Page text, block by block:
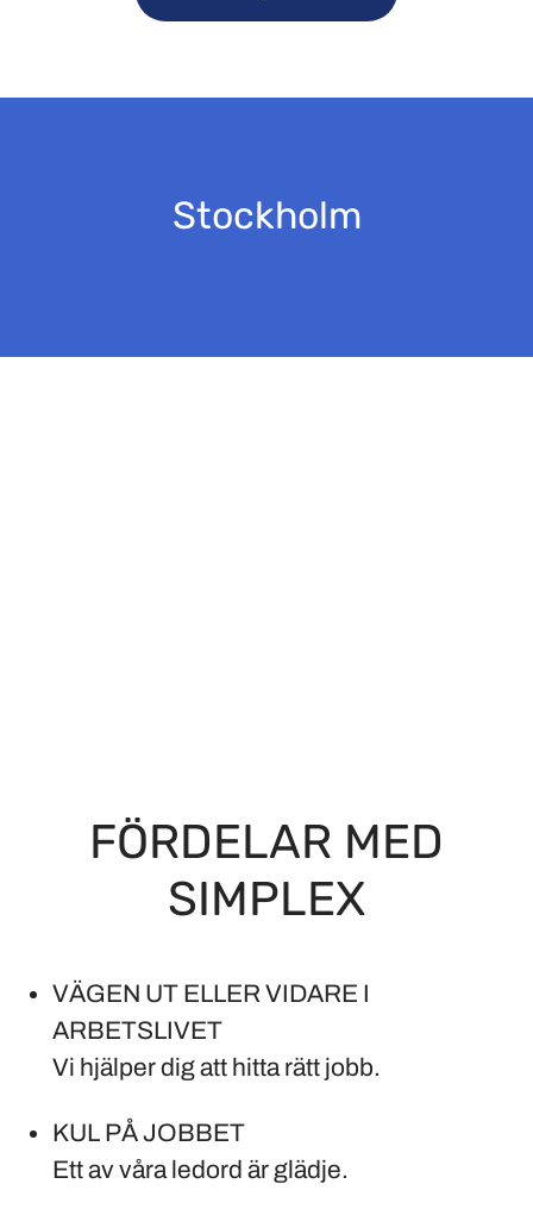
Stockholm
FÖRDELAR MED
SIMPLEX
VÄGEN UT ELLER VIDARE I
ARBETSLIVET
Vi hjälper dig att hitta rätt jobb.
KUL PÅ JOBBET
Ett av våra ledord är glädje.